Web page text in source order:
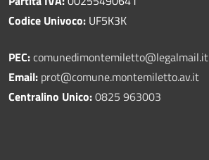
Codice Univoco: UF5K3K
PEC:comunedimontemiletto@legalmail.it
Email: prot@comune.montemiletto.av.it
Centralino Unico:0825 963003